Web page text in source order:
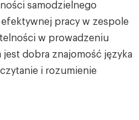
samodzielnego
pracy w zespole
w prowadzeniu
jest dobra znajomość języka
i rozumienie